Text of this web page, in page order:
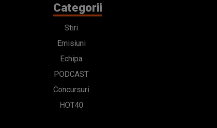
Categorii
Stiri
Emisiuni
Echipa
PODCAST
Concursuri
HOT40